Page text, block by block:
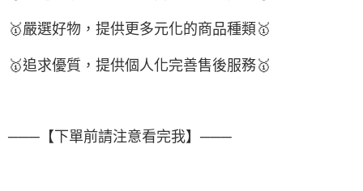
🥇嚴選好物 ，提供更多元化的商品種類 🥇
🥇追求優質， 提供個人化完善售後服務🥇
───【下單前請注意看完我】───